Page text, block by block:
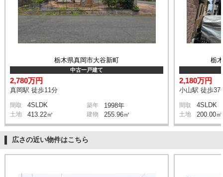
栃木県真岡市大谷新町
中古一戸建て
2,780万円
真岡駅 徒歩11分
間取 4SLDK 築年 1998年
土地 413.22㎡ 建物 255.96㎡
栃
2,180万円
小山駅 徒歩37
間取 4SLDK
土地 200.00㎡
広さの近い物件はこちら